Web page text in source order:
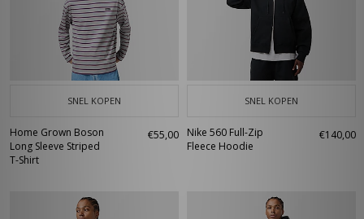
SNEL KOPEN
Home Grown Boson
Long Sleeve Striped
T-Shirt
€55,00
SNEL KOPEN
Nike 560 Full-Zip
Fleece Hoodie
€140,00